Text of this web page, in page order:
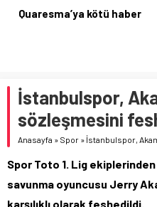
Quaresma’ya kötü haber
İstanbulspor,
sözleşmesini
Anasayfa » Spor » İstanbulspor,
Spor Toto 1. Lig ekiplerinden
savunma oyuncusu Jerry
karşılıklı olarak feshedildi.